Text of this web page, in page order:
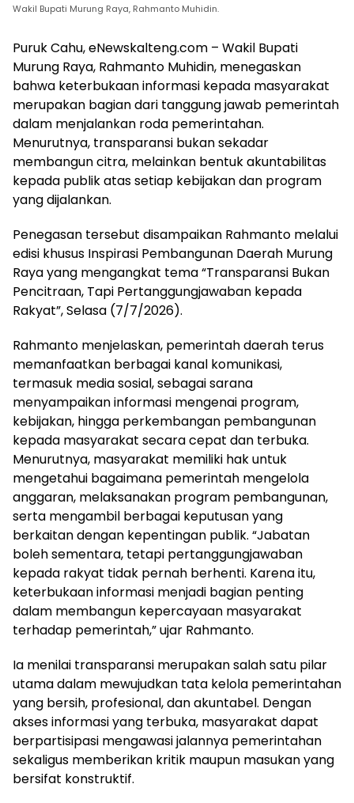
Wakil Bupati Murung Raya, Rahmanto Muhidin.
Puruk Cahu, eNewskalteng.com – Wakil Bupati
Murung Raya, Rahmanto Muhidin, menegaskan
bahwa keterbukaan informasi kepada masyarakat
merupakan bagian dari tanggung jawab pemerintah
dalam menjalankan roda pemerintahan.
Menurutnya, transparansi bukan sekadar
membangun citra, melainkan bentuk akuntabilitas
kepada publik atas setiap kebijakan dan program
yang dijalankan.
Penegasan tersebut disampaikan Rahmanto melalui
edisi khusus Inspirasi Pembangunan Daerah Murung
Raya yang mengangkat tema “Transparansi Bukan
Pencitraan, Tapi Pertanggungjawaban kepada
Rakyat”, Selasa (7/7/2026).
Rahmanto menjelaskan, pemerintah daerah terus
memanfaatkan berbagai kanal komunikasi,
termasuk media sosial, sebagai sarana
menyampaikan informasi mengenai program,
kebijakan, hingga perkembangan pembangunan
kepada masyarakat secara cepat dan terbuka.
Menurutnya, masyarakat memiliki hak untuk
mengetahui bagaimana pemerintah mengelola
anggaran, melaksanakan program pembangunan,
serta mengambil berbagai keputusan yang
berkaitan dengan kepentingan publik. “Jabatan
boleh sementara, tetapi pertanggungjawaban
kepada rakyat tidak pernah berhenti. Karena itu,
keterbukaan informasi menjadi bagian penting
dalam membangun kepercayaan masyarakat
terhadap pemerintah,” ujar Rahmanto.
Ia menilai transparansi merupakan salah satu pilar
utama dalam mewujudkan tata kelola pemerintahan
yang bersih, profesional, dan akuntabel. Dengan
akses informasi yang terbuka, masyarakat dapat
berpartisipasi mengawasi jalannya pemerintahan
sekaligus memberikan kritik maupun masukan yang
bersifat konstruktif.